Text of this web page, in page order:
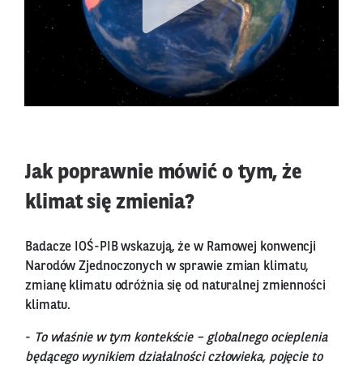
Jak poprawnie mówić o tym, że
klimat się zmienia?
Badacze IOŚ-PIB wskazują, że w Ramowej konwencji
Narodów Zjednoczonych w sprawie zmian klimatu,
zmianę klimatu odróżnia się od naturalnej zmienności
klimatu.
- To właśnie w tym kontekście – globalnego ocieplenia
będącego wynikiem działalności człowieka, pojęcie to